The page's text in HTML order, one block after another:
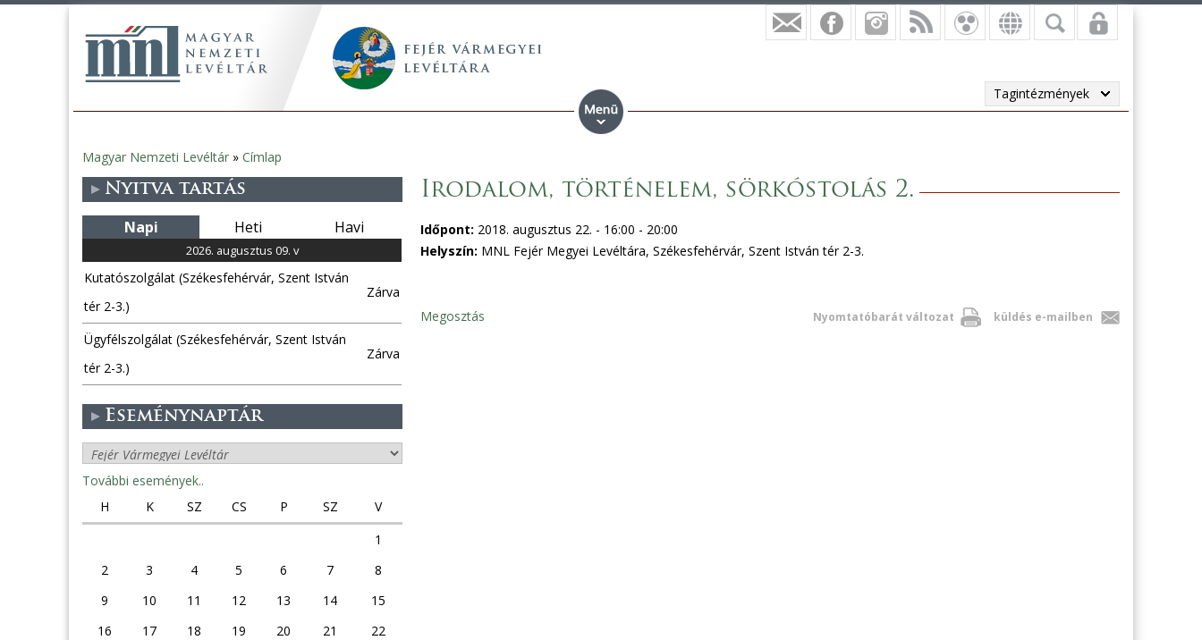
Tagintézmények
Jelenlegi
hely
Magyar Nemzeti Levéltár » Címlap
Irodalom, történelem, sörkóstolás 2.
Időpont: 2018. augusztus 22. - 16:00 - 20:00
Helyszín: MNL Fejér Megyei Levéltára, Székesfehérvár, Szent István tér 2-3.
Nyomtatóbarát változat küldés e-mailben
Megosztás
Nyitva tartás
Napi Heti Havi
2026. augusztus 09. v
Kutatószolgálat (Székesfehérvár, Szent István
tér 2-3.)
Zárva
Ügyfélszolgálat (Székesfehérvár, Szent István
tér 2-3.)
Zárva
Eseménynaptár
További események..
H
K SZ CS P SZ
V
1
2
3 4 5 6 7
8
9
10 11 12 13 14
15
16
17 18 19 20 21
22